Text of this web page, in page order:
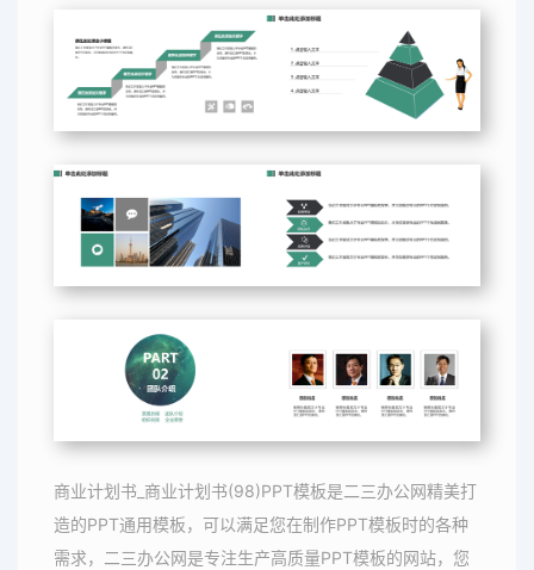
商业计划书_商业计划书(98)PPT模板是二三办公网精美打
造的PPT通用模板，可以满足您在制作PPT模板时的各种
需求，二三办公网是专注生产高质量PPT模板的网站，您